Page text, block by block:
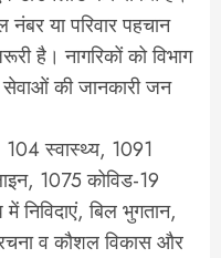
या परिवार पहचान
है। नागरिकों को विभाग
की जानकारी जन
स्वास्थ्य, 1091
1075 कोविड-19
बिल भुगतान,
व कौशल विकास और